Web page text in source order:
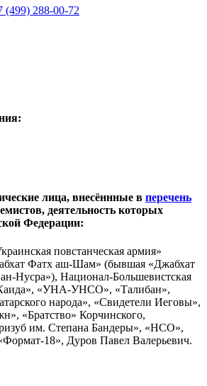
(499) 288-00-72
лица, внесённные в перечень
деятельность которых
Федерации:
повстанческая армия»
Фатх аш-Шам» (бывшая «Джабхат
Нусра»), Национал-Большевистская
«УНА-УНСО», «Талибан»,
народа», «Свидетели Иеговы»,
«Братство» Корчинского,
им. Степана Бандеры», «НСО»,
18», Дуров Павел Валерьевич.